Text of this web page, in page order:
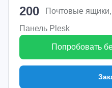
200
Почтовые
Панель Plesk
Попробовать